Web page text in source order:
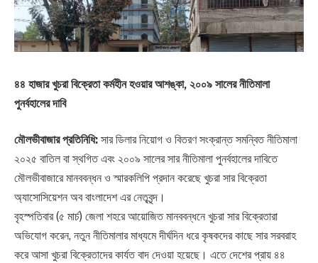
৪৪ হাজার খুচরা বিক্রেতা কর্মহীন হওয়ার আশঙ্কা, ২০০৯ সালের নীতিমালা
পুনর্বহালের দাবি
মৌলভীবাজার প্রতিনিধি: সার ডিলার নিয়োগ ও বিতরণ সংক্রান্ত সমন্বিত নীতিমালা
২০২৫ বাতিল বা স্থগিত এবং ২০০৯ সালের সার নীতিমালা পুনর্বহালের দাবিতে
মৌলভীবাজারে মানববন্ধন ও স্মারকলিপি প্রদান করেছে খুচরা সার বিক্রেতা
অ্যাসোসিয়েশন অব বাংলাদেশ এর নেতৃবৃন্দ।
বৃহস্পতিবার (৫ মার্চ) জেলা শহরে আয়োজিত মানববন্ধনে খুচরা সার বিক্রেতারা
অভিযোগ করেন, নতুন নীতিমালার মাধ্যমে দীর্ঘদিন ধরে কৃষকদের কাছে সার সরবরাহ
করে আসা খুচরা বিক্রেতাদের কার্যত বাদ দেওয়া হয়েছে। এতে দেশের প্রায় ৪৪